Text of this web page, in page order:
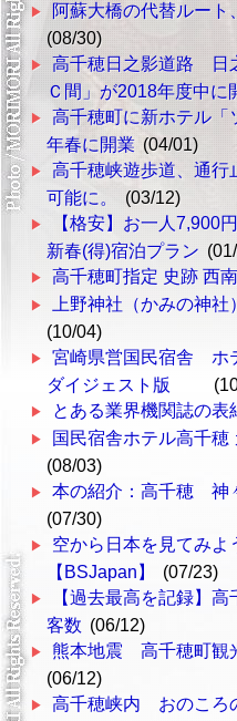
阿蘇大橋の代替ルート
(08/30)
高千穂日之影道路 日
Ｃ間」が2018年度中に
高千穂町に新ホテル「
年春に開業 (04/01)
高千穂峡遊歩道、通行
可能に。
(03/12)
【格安】お一人
新春(得)宿泊プラン
高千穂町指定 史跡 西
上野神社（かみの神
(10/04)
宮崎県営国民宿舎
ダイジェスト版
とある業界機関誌の表
国民宿舎ホテル高千穂
(08/03)
本の紹介：高千穂
(07/30)
空から日本を見てみよ
【BSJapan】
(07/23)
【過去最高を記録】
客数 (06/12)
熊本地震 高千穂町観
(06/12)
高千穂峡内 おのころ